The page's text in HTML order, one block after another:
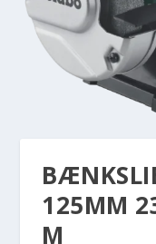
125MM
M